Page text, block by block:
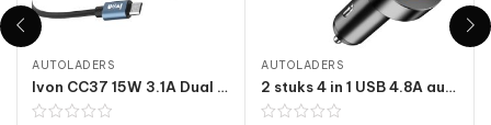
AUTOLADERS
Ivon CC37 15W 3.1A Dual USB Mini Car Charger + 1m USB naar Micro USB Snelle laadgegevens kabel Set
AUTOLADERS
2 stuks 4 in 1 USB 4.8A autolader met digitaal display